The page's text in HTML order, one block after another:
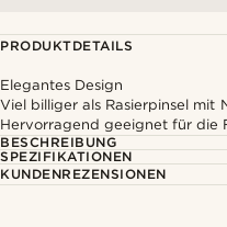
PRODUKTDETAILS
Elegantes Design
Viel billiger als Rasierpinsel mit
Hervorragend geeignet für die
BESCHREIBUNG
SPEZIFIKATIONEN
KUNDENREZENSIONEN